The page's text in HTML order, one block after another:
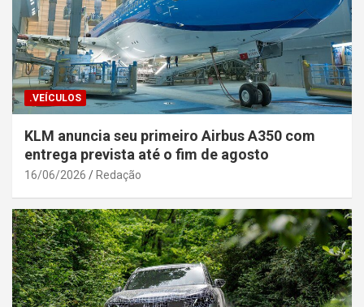
.VEÍCULOS
KLM anuncia seu primeiro Airbus A350 com
entrega prevista até o fim de agosto
16/06/2026 Redação